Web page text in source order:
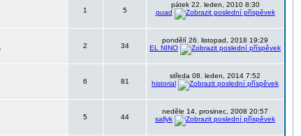
1 5
pátek 22. leden, 2010 8:30
quad
2 34
pondělí 26. listopad, 2018 19:29
EL NINO
6 81
středa 08. leden, 2014 7:52
historial
5 44
neděle 14. prosinec, 2008 20:57
sallyk